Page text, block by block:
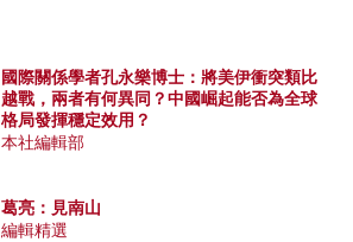
國際關係學者孔永樂博士：將美伊衝突類比
越戰，兩者有何異同？中國崛起能否為全球
格局發揮穩定效用？
本社編輯部
葛亮：見南山
編輯精選